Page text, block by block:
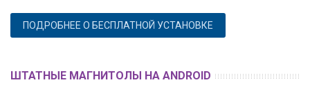
ПОДРОБНЕЕ О БЕСПЛАТНОЙ УСТАНОВКЕ
ШТАТНЫЕ МАГНИТОЛЫ НА ANDROID